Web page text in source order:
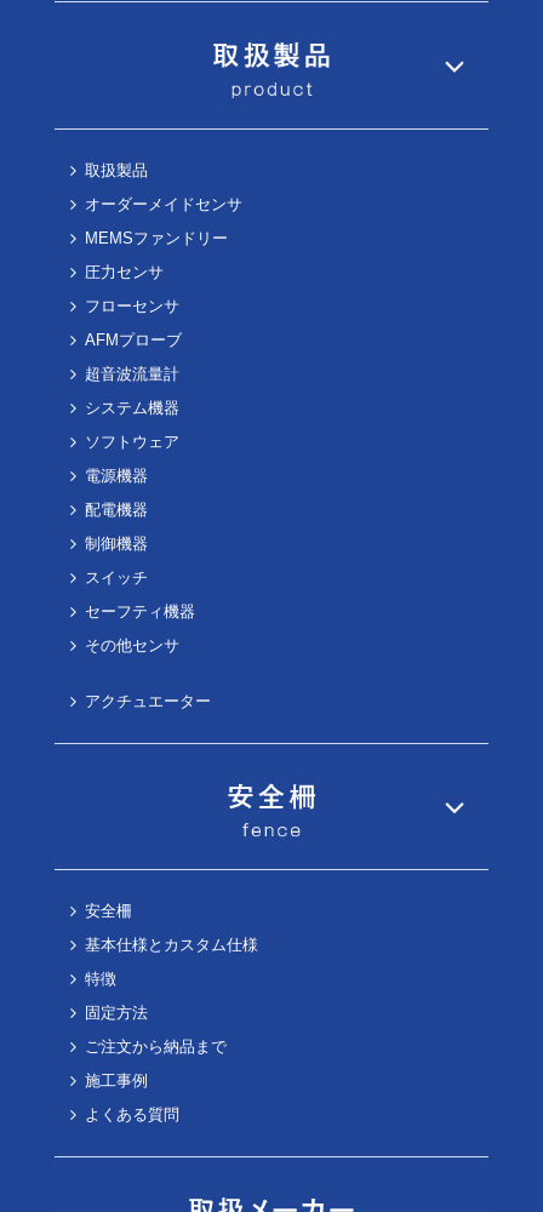
取扱製品
オーダーメイドセンサ
MEMSファンドリー
圧力センサ
フローセンサ
AFMプローブ
超音波流量計
システム機器
ソフトウェア
電源機器
配電機器
制御機器
スイッチ
セーフティ機器
その他センサ
アクチュエーター
安全柵
基本仕様とカスタム仕様
特徴
固定方法
ご注文から納品まで
施工事例
よくある質問